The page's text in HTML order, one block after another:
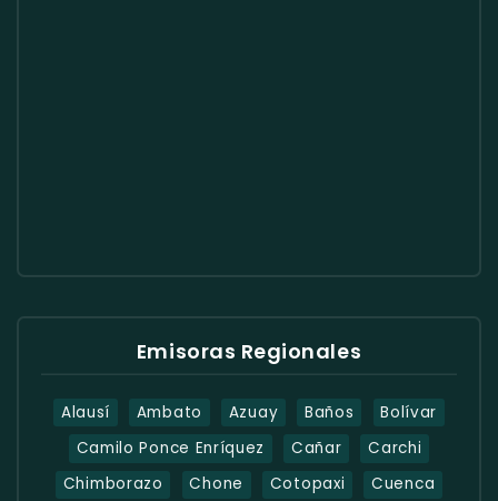
Emisoras Regionales
Alausí Ambato Azuay Baños
Bolívar
Camilo Ponce Enríquez
Cañar
Carchi
Chimborazo
Chone Cotopaxi Cuenca